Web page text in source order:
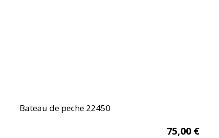
Bateau de peche 22450
75,00 €